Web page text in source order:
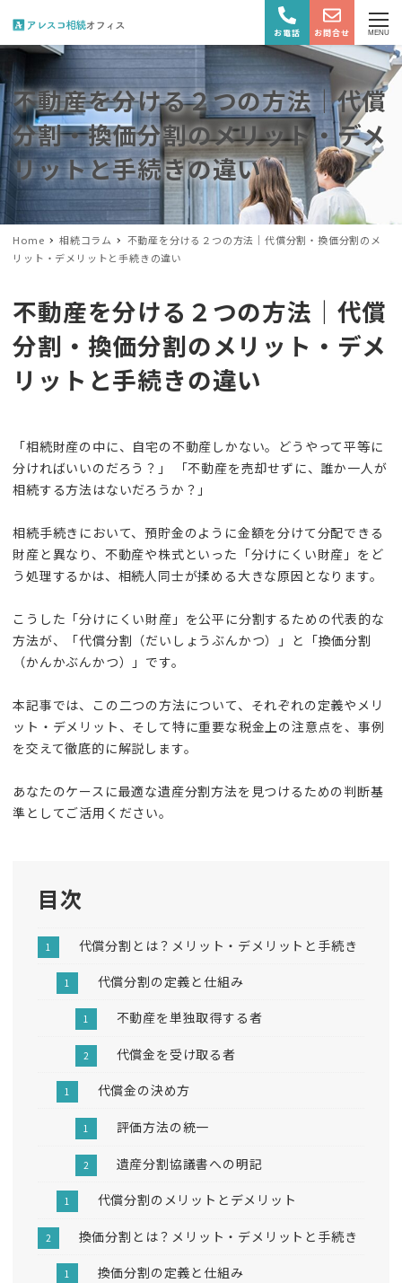
お電話 お問合せ MENU
不動産を分ける２つの方法｜代償
分割・換価分割のメリット・デメ
リットと手続きの違い
Home 相続コラム
不動産を分ける２つの方法｜代償分割・換価分割のメ
リット・デメリットと手続きの違い
不動産を分ける２つの方法｜代償
分割・換価分割のメリット・デメ
リットと手続きの違い
「相続財産の中に、自宅の不動産しかない。どうやって平等に
分ければいいのだろう？」 「不動産を売却せずに、誰か一人が
相続する方法はないだろうか？」
相続手続きにおいて、預貯金のように金額を分けて分配できる
財産と異なり、不動産や株式といった「分けにくい財産」をど
う処理するかは、相続人同士が揉める大きな原因となります。
こうした「分けにくい財産」を公平に分割するための代表的な
方法が、「代償分割（だいしょうぶんかつ）」と「換価分割
（かんかぶんかつ）」です。
本記事では、この二つの方法について、それぞれの定義やメリ
ット・デメリット、そして特に重要な税金上の注意点を、事例
を交えて徹底的に解説します。
あなたのケースに最適な遺産分割方法を見つけるための判断基
準としてご活用ください。
目次
代償分割とは？メリット・デメリットと手続き
代償分割の定義と仕組み
不動産を単独取得する者
代償金を受け取る者
代償金の決め方
評価方法の統一
遺産分割協議書への明記
代償分割のメリットとデメリット
換価分割とは？メリット・デメリットと手続き
換価分割の定義と仕組み